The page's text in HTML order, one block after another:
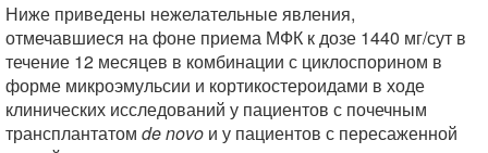
Ниже приведены нежелательные явления,
отмечавшиеся на фоне приема МФК к дозе 1440 мг/сут в
течение 12 месяцев в комбинации с циклоспорином в
форме микроэмульсии и кортикостероидами в ходе
клинических исследований у пациентов с почечным
трансплантатом de novo и у пациентов с пересаженной